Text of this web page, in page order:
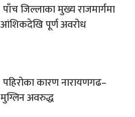
पाँच जिल्लाका मुख्य राजमार्गमा
आंशिकदेखि पूर्ण अवरोध
पहिरोका कारण नारायणगढ–
मुग्लिन अवरुद्ध